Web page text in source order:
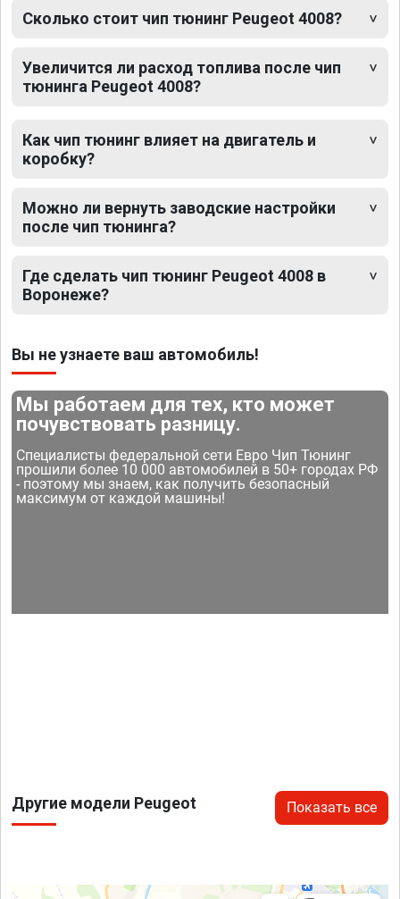
Сколько стоит чип тюнинг Peugeot 4008?
Увеличится ли расход топлива после чип
тюнинга Peugeot 4008?
Как чип тюнинг влияет на двигатель и
коробку?
Можно ли вернуть заводские настройки
после чип тюнинга?
Где сделать чип тюнинг Peugeot 4008 в
Воронеже?
Вы не узнаете ваш автомобиль!
Мы работаем для тех, кто может
почувствовать разницу.
Специалисты федеральной сети Евро Чип Тюнинг
прошили более 10 000 автомобилей в 50+ городах РФ
- поэтому мы знаем, как получить безопасный
максимум от каждой машины!
Другие модели Peugeot Показать все